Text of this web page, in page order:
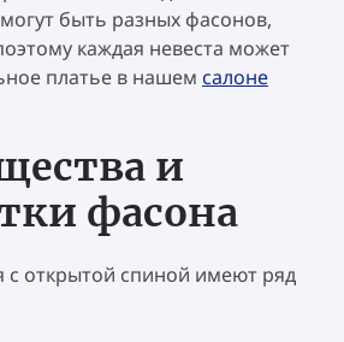
быть разных фасонов,
каждая невеста может
платье в нашем салоне
и
фасона
с открытой спиной имеют ряд